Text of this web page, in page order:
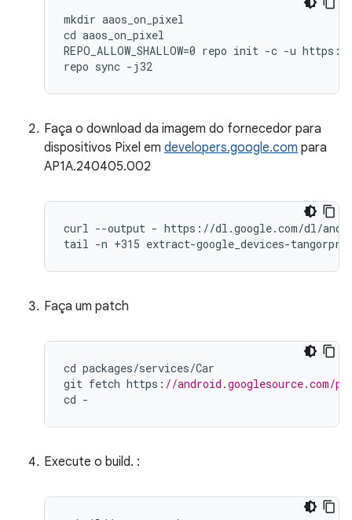
mkdir aaos_on_pixel
cd aaos_on_pixel
REPO_ALLOW_SHALLOW=0 repo init -c -u
repo sync -j32
Faça o download da imagem do fornecedor para
dispositivos Pixel em developers.google.com para
AP1A.240405.002
curl --output - https://dl.google.com/dl/
tail -n +315 extract-google_devices-
Faça um patch
cd packages/services/Car
git fetch https : //android.googlesource.com/
cd -
Execute o build. :